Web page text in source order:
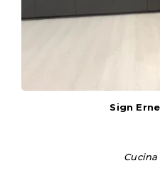
Sign